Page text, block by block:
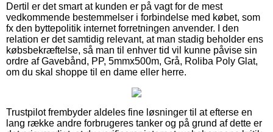
Dertil er det smart at kunden er på vagt for de mest
vedkommende bestemmelser i forbindelse med købet, som
fx den byttepolitik internet forretningen anvender. I den
relation er det samtidig relevant, at man stadig beholder ens
købsbekræftelse, så man til enhver tid vil kunne påvise sin
ordre af Gavebånd, PP, 5mmx500m, Grå, Roliba Poly Glat,
om du skal shoppe til en dame eller herre.
Trustpilot frembyder aldeles fine løsninger til at efterse en
lang række andre forbrugeres tanker og på grund af dette er